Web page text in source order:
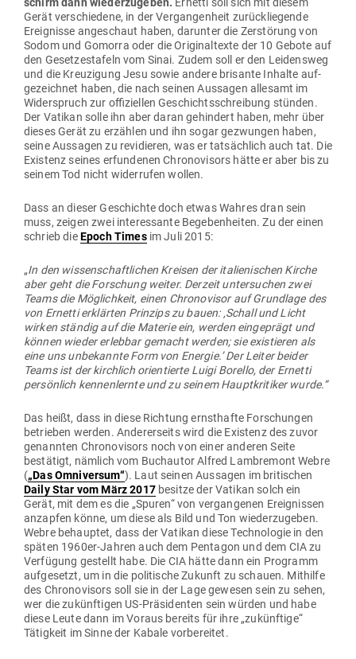
Gerät ver­schiedene, in der Ver­gan­genheit zurück­lie­gende
Ereig­nisse ange­schaut haben, dar­unter die Zer­störung von
Sodom und Gomorra oder die Ori­gi­nal­texte der 10 Gebote auf
den Geset­zes­tafeln vom Sinai. Zudem soll er den Lei­densweg
und die Kreu­zigung Jesu sowie andere bri­sante Inhalte auf­
ge­zeichnet haben, die nach seinen Aus­sagen allesamt im
Wider­spruch zur offi­zi­ellen Geschichts­schreibung stünden.
Der Vatikan solle ihn aber daran gehindert haben, mehr über
dieses Gerät zu erzählen und ihn sogar gezwungen haben,
seine Aus­sagen zu revi­dieren, was er tat­sächlich auch tat. Die
Existenz seines erfun­denen Chro­no­visors hätte er aber bis zu
seinem Tod nicht wider­rufen wollen.
Dass an dieser Geschichte doch etwas Wahres dran sein
muss, zeigen zwei inter­es­sante Bege­ben­heiten. Zu der einen
schrieb dieEpoch Timesim Juli 2015:
„In den wis­sen­schaft­lichen Kreisen der ita­lie­ni­schen Kirche
aber geht die For­schung weiter. Derzeit unter­suchen zwei
Teams die Mög­lichkeit, einen Chro­no­visor auf Grundlage des
von Ernetti erklärten Prinzips zu bauen: ‚Schall und Licht
wirken ständig auf die Materie ein, werden ein­ge­prägt und
können wieder erlebbar gemacht werden; sie exis­tieren als
eine uns unbe­kannte Form von Energie.’ Der Leiter beider
Teams ist der kirchlich ori­en­tierte Luigi Borello, der Ernetti
per­sönlich ken­nen­lernte und zu seinem Haupt­kri­tiker wurde.“
Das heißt, dass in diese Richtung ernst­hafte For­schungen
betrieben werden. Ande­rer­seits wird die Existenz des zuvor
genannten Chro­no­visors noch von einer anderen Seite
bestätigt, nämlich vom Buch­autor Alfred Lam­bremont Webre
(„Das Omni­versum“). Laut seinen Aus­sagen im bri­ti­schen
Daily Star vom März 2017besitze der Vatikan solch ein
Gerät, mit dem es die „Spuren“ von ver­gan­genen Ereig­nissen
anzapfen könne, um diese als Bild und Ton wie­der­zu­geben.
Webre behauptet, dass der Vatikan diese Tech­no­logie in den
späten 1960er-Jahren auch dem Pen­tagon und dem CIA zu
Ver­fügung gestellt habe. Die CIA hätte dann ein Pro­gramm
auf­ge­setzt, um in die poli­tische Zukunft zu schauen. Mit­hilfe
des Chro­no­visors soll sie in der Lage gewesen sein zu sehen,
wer die zukünf­tigen US-Prä­si­denten sein würden und habe
diese Leute dann im Voraus bereits für ihre „zukünftige“
Tätigkeit im Sinne der Kabale vorbereitet.